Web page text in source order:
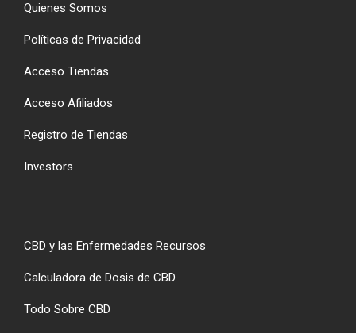
Quienes Somos
Políticas de Privacidad
Acceso Tiendas
Acceso Afiliados
Registro de Tiendas
Investors
CBD y las Enfermedades Recursos
Calculadora de Dosis de CBD
Todo Sobre CBD